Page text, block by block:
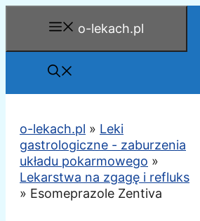
o-lekach.pl
o-lekach.pl » Leki
gastrologiczne - zaburzenia
układu pokarmowego »
Lekarstwa na zgagę i refluks
» Esomeprazole Zentiva